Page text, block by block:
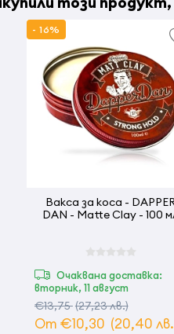
- 16%
Вакса за коса -
DAN - Matte Clay - 100
Очаквана доставка:
вторник, 11 август
€13,75(27,23 лв.)
От €10,30 (20,40